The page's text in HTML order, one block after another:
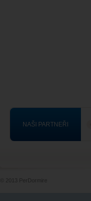
NAŠI PARTNEŘI
© 2013 PerDormire